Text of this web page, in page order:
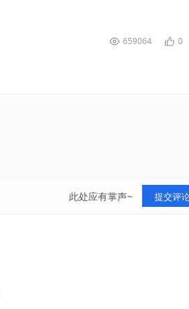
659064 0
此处应有掌声~ 提交评